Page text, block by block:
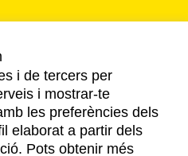
LEGAL
PRIVACITAT
i de tercers per
i mostrar-te
les preferències dels
elaborat a partir dels
Pots obtenir més